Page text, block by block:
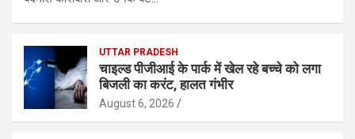
UTTAR PRADESH
चाइल्ड पीजीआई के पार्क में खेल रहे बच्चे को लगा
बिजली का करंट, हालत गंभीर
August 6, 2026